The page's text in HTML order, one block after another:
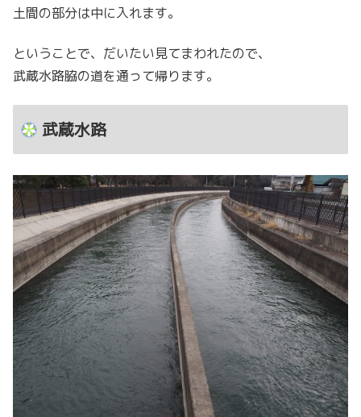
土間の部分は中に入れます。
ということで、だいたい見てまわれたので、
武蔵水路脇の道を通って帰ります。
武蔵水路